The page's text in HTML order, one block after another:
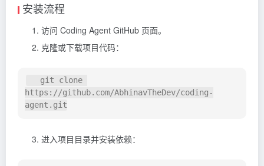
安装流程
访问 Coding Agent GitHub 页面。
克隆或下载项目代码：
https://github.com/AbhinavTheDev/coding-
进入项目目录并安装依赖：